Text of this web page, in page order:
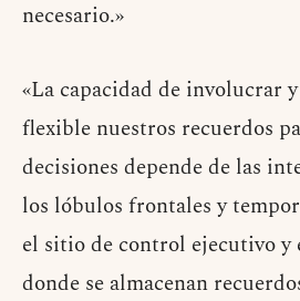
necesario.»
«La capacidad de involucrar
flexible nuestros recuerdos
decisiones depende de las
los lóbulos frontales y
el sitio de control ejecutivo y
donde se almacenan